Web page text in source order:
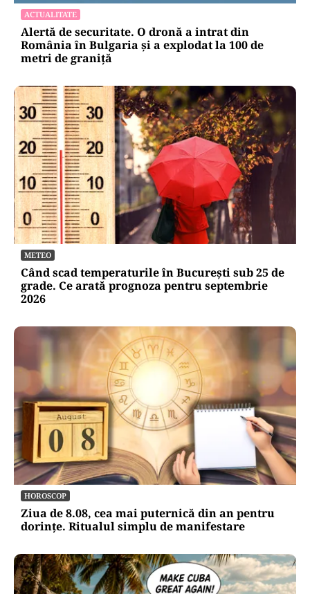
ACTUALITATE
Alertă de securitate. O dronă a intrat din
România în Bulgaria şi a explodat la 100 de
metri de graniţă
METEO
Când scad temperaturile în București sub 25 de
grade. Ce arată prognoza pentru septembrie
2026
HOROSCOP
Ziua de 8.08, cea mai puternică din an pentru
dorințe. Ritualul simplu de manifestare